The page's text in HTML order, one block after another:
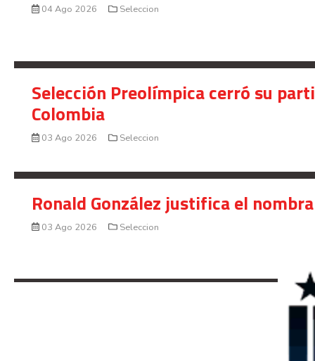
04 Ago 2026 Seleccion
Selección Preolímpica cerró su
Colombia
03 Ago 2026 Seleccion
Ronald González justifica el
03 Ago 2026 Seleccion